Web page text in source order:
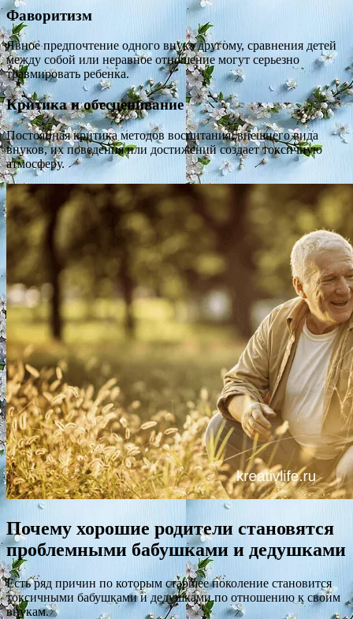
Фаворитизм
Явное предпочтение одного внука другому, сравнения детей
между собой или неравное отношение могут серьезно
травмировать ребенка.
Критика и обесценивание
Постоянная критика методов воспитания, внешнего вида
внуков, их поведения или достижений создает токсичную
атмосферу.
Почему хорошие родители становятся
проблемными бабушками и дедушками
Есть ряд причин по которым старшее поколение становится
токсичными бабушками и дедушками по отношению к своим
внукам.